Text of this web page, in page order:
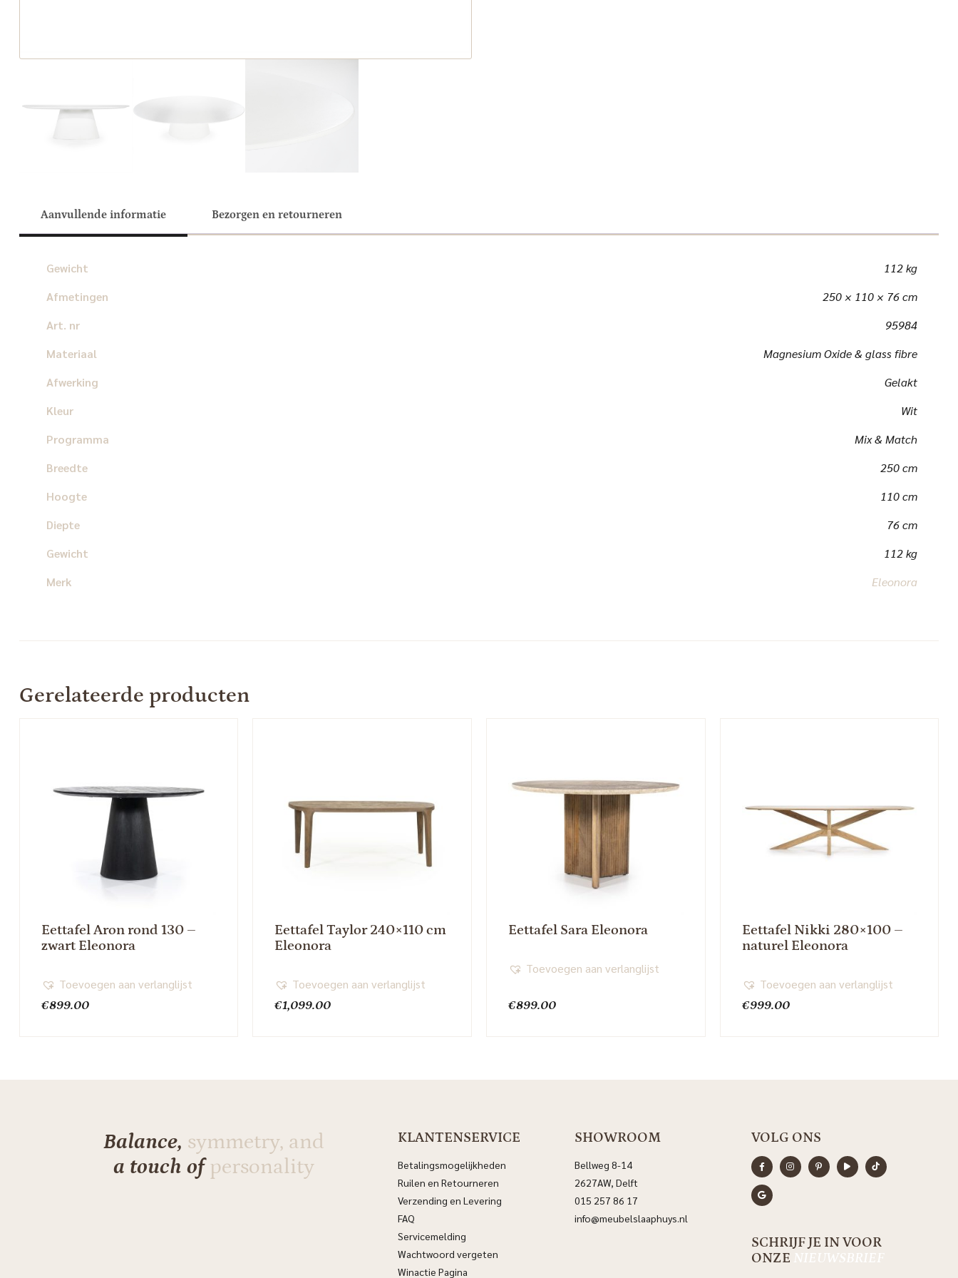
Aanvullende informatie Bezorgen en retourneren
Gewicht
112 kg
Afmetingen
250 × 110 × 76 cm
Art. nr
95984
Materiaal
Magnesium Oxide & glass fibre
Afwerking
Gelakt
Kleur
Wit
Programma
Mix & Match
Breedte
250 cm
Hoogte
110 cm
Diepte
76 cm
Gewicht
112 kg
Merk
Eleonora
Gerelateerde producten
Eettafel Aron rond 130 –
zwart Eleonora
€899.00
Toevoegen aan verlanglijst
Eettafel Taylor 240×110 cm
Eleonora
€1,099.00
Toevoegen aan verlanglijst
Eettafel Sara Eleonora
€899.00
Toevoegen aan verlanglijst
Eettafel Nikki 280×100 –
naturel Eleonora
€999.00
Toevoegen aan verlanglijst
Balance, symmetry, and
a touch ofpersonality
KLANTENSERVICE
Betalingsmogelijkheden
Ruilen en Retourneren
Verzending en Levering
FAQ
Servicemelding
Wachtwoord vergeten
Winactie Pagina
SHOWROOM
Bellweg 8-14
2627AW, Delft
015 257 86 17
info@meubelslaaphuys.nl
VOLG ONS
SCHRIJF JE IN VOOR
ONZE NIEUWSBRIEF